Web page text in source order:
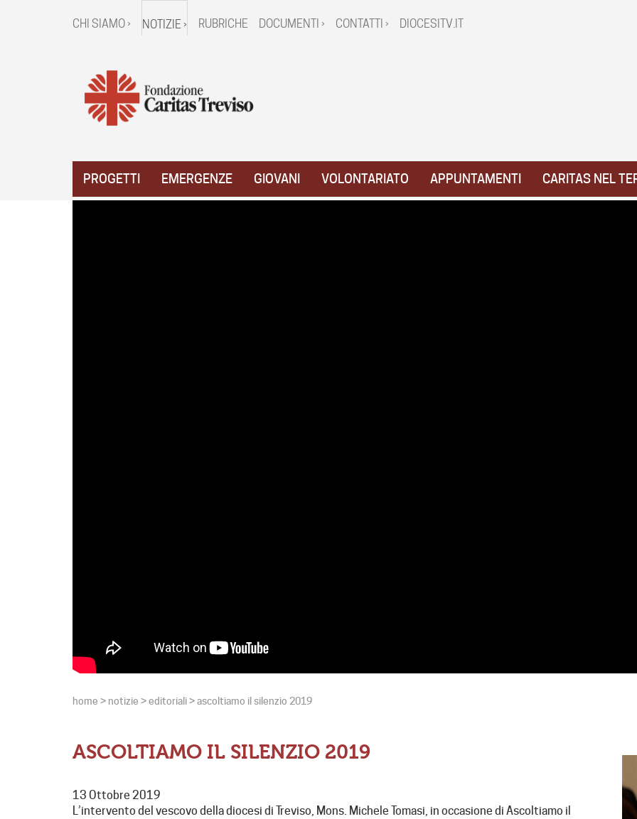
CHI SIAMO › NOTIZIE › RUBRICHE DOCUMENTI › CONTATTI › DIOCESITV.IT
PROGETTI EMERGENZE GIOVANI VOLONTARIATO APPUNTAMENTI CARITAS NEL
home > notizie >editoriali>ascoltiamo il silenzio 2019
ASCOLTIAMO IL SILENZIO 2019
13 Ottobre 2019
L’intervento del vescovo della diocesi di Treviso, Mons. Michele Tomasi, in occasione di Ascoltiamo il